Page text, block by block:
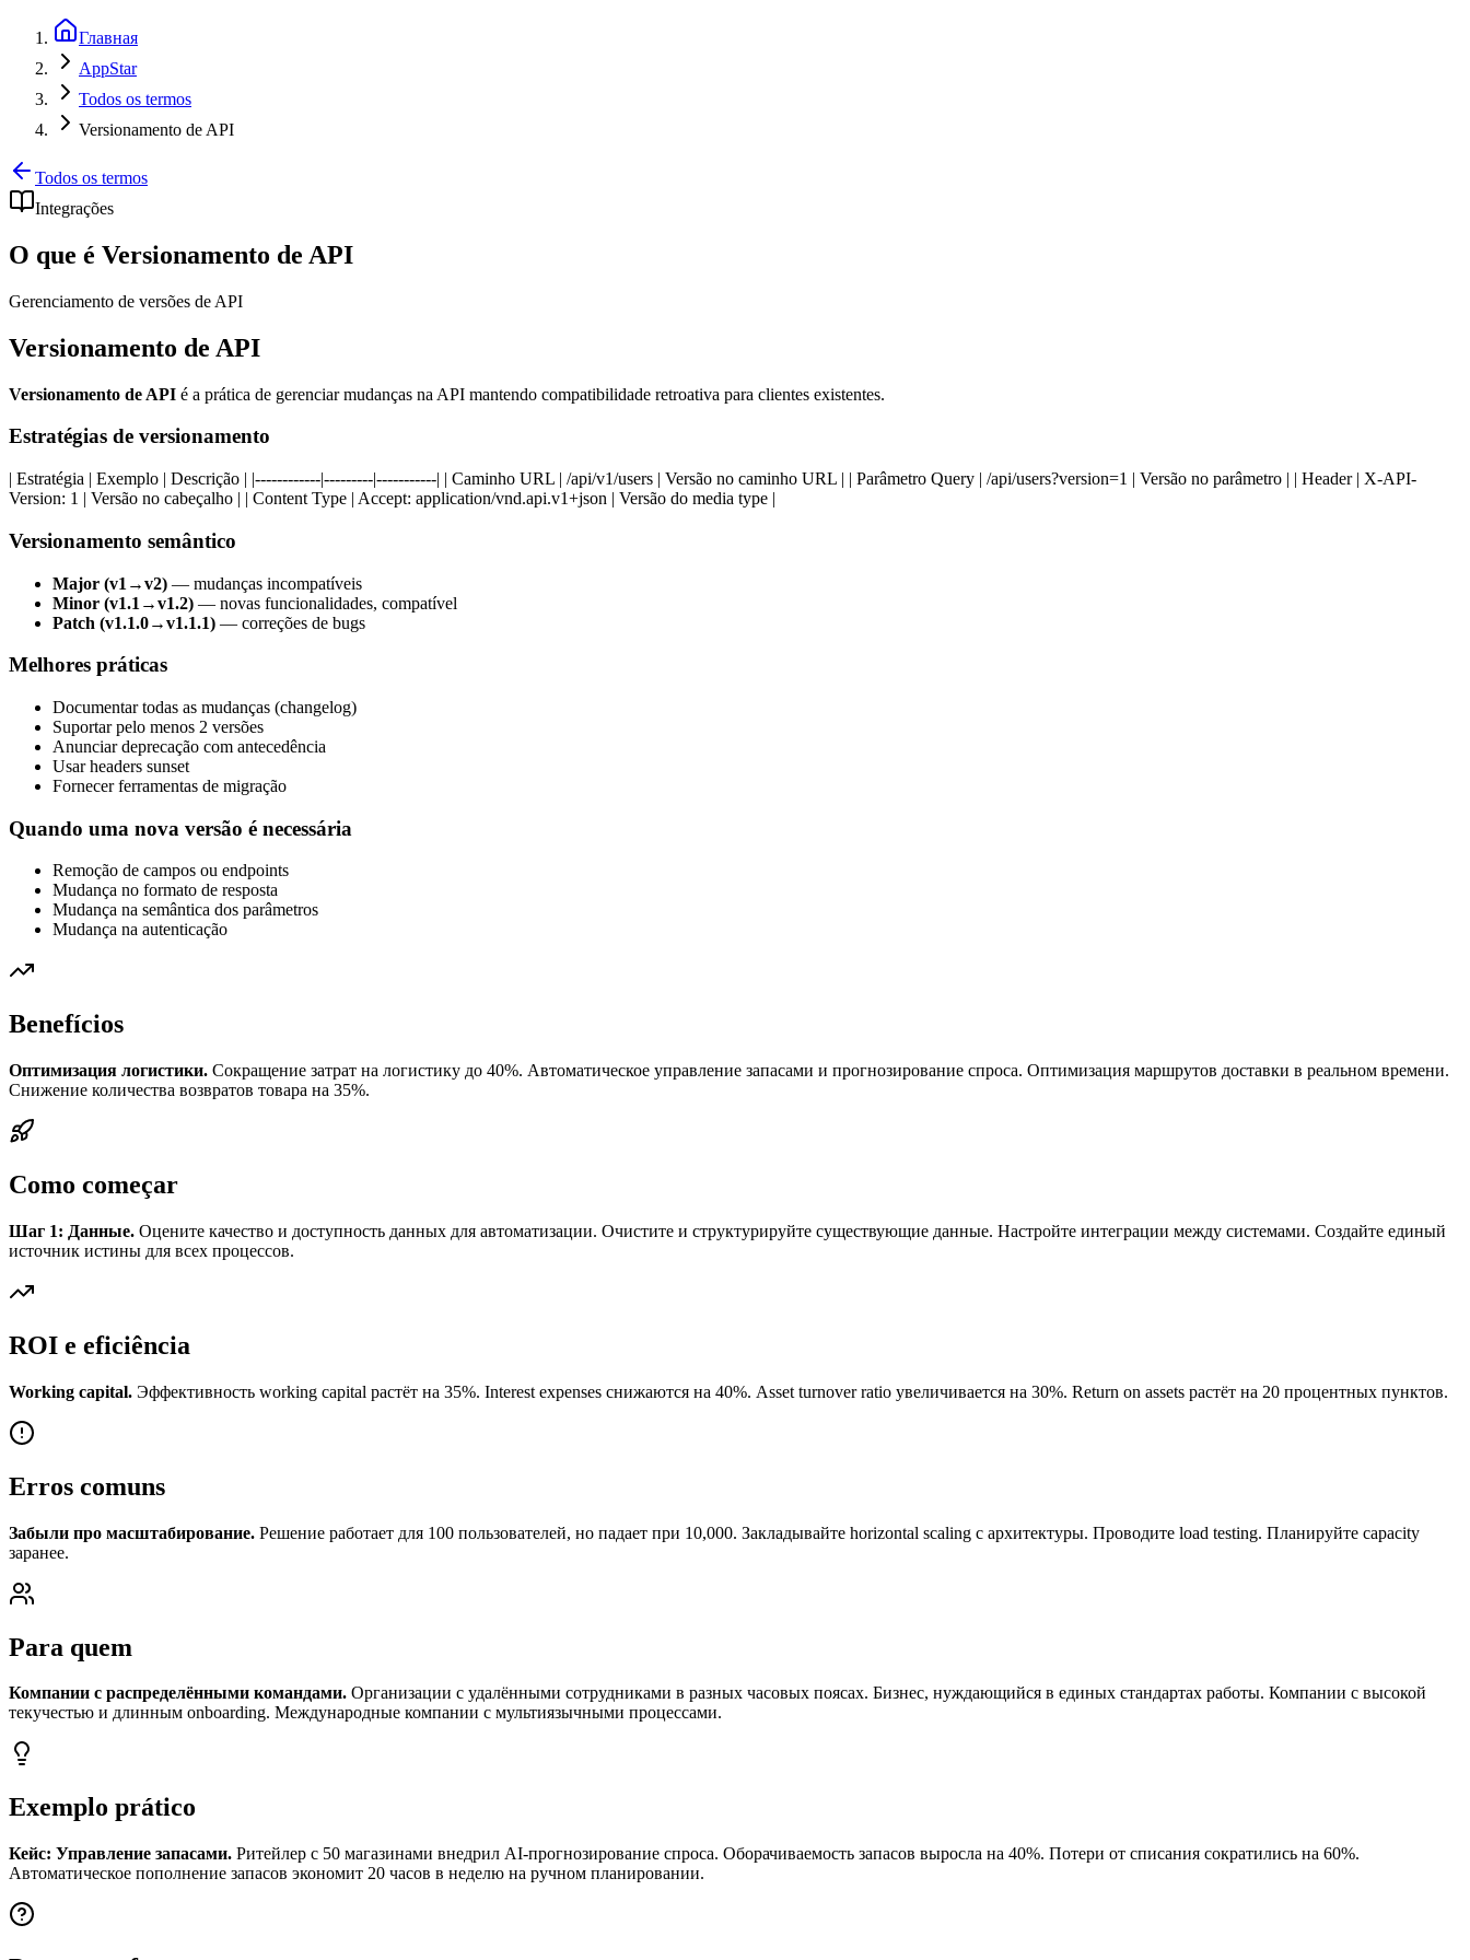
Главная
AppStar
Todos os termos
Versionamento de API
Todos os termos
Integrações
O que é Versionamento de API
Gerenciamento de versões de API
Versionamento de API
Versionamento de API é a prática de gerenciar mudanças na API mantendo compatibilidade retroativa para clientes existentes.
Estratégias de versionamento
| Estratégia | Exemplo | Descrição | |------------|---------|-----------| | Caminho URL | /api/v1/users | Versão no caminho URL | | Parâmetro Query | /api/users?version=1 | Versão no parâmetro | | Header | X-API-
Version: 1 | Versão no cabeçalho | | Content Type | Accept: application/vnd.api.v1+json | Versão do media type |
Versionamento semântico
Major (v1→v2) — mudanças incompatíveis
Minor (v1.1→v1.2) — novas funcionalidades, compatível
Patch (v1.1.0→v1.1.1) — correções de bugs
Melhores práticas
Documentar todas as mudanças (changelog)
Suportar pelo menos 2 versões
Anunciar deprecação com antecedência
Usar headers sunset
Fornecer ferramentas de migração
Quando uma nova versão é necessária
Remoção de campos ou endpoints
Mudança no formato de resposta
Mudança na semântica dos parâmetros
Mudança na autenticação
Benefícios
Оптимизация логистики. Сокращение затрат на логистику до 40%. Автоматическое управление запасами и прогнозирование спроса. Оптимизация маршрутов доставки в реальном времени.
Снижение количества возвратов товара на 35%.
Como começar
Шаг 1: Данные. Оцените качество и доступность данных для автоматизации. Очистите и структурируйте существующие данные. Настройте интеграции между системами. Создайте единый
источник истины для всех процессов.
ROI e eficiência
Working capital. Эффективность working capital растёт на 35%. Interest expenses снижаются на 40%. Asset turnover ratio увеличивается на 30%. Return on assets растёт на 20 процентных пунктов.
Erros comuns
Забыли про масштабирование. Решение работает для 100 пользователей, но падает при 10,000. Закладывайте horizontal scaling с архитектуры. Проводите load testing. Планируйте capacity
заранее.
Para quem
Компании с распределёнными командами. Организации с удалёнными сотрудниками в разных часовых поясах. Бизнес, нуждающийся в единых стандартах работы. Компании с высокой
текучестью и длинным onboarding. Международные компании с мультиязычными процессами.
Exemplo prático
Кейс: Управление запасами. Ритейлер с 50 магазинами внедрил AI-прогнозирование спроса. Оборачиваемость запасов выросла на 40%. Потери от списания сократились на 60%.
Автоматическое пополнение запасов экономит 20 часов в неделю на ручном планировании.